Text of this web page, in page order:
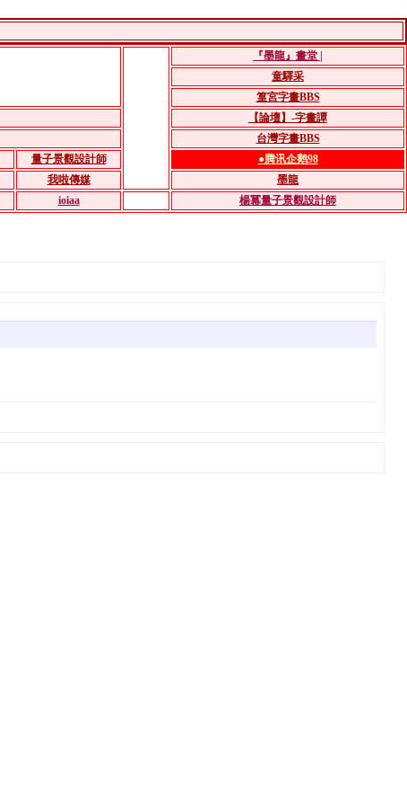
『墨龍』畫堂 |
童驛采
篁宮字畫BBS
【論壇】-字畫譚
台灣字畫BBS
量子景觀設計師
●腾讯企鹅98
我啦傳媒
墨龍
ioiaa 楊冪量子景觀設計師